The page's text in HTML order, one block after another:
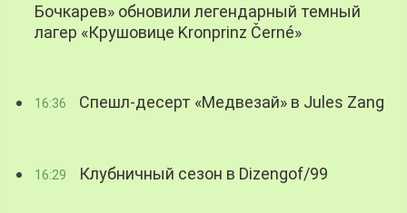
Бочкарев» обновили легендарный темный
лагер «Крушовице Kronprinz Černé»
16:36 Спешл-десерт «Медвезай» в Jules Zang
16:29 Клубничный сезон в Dizengof/99